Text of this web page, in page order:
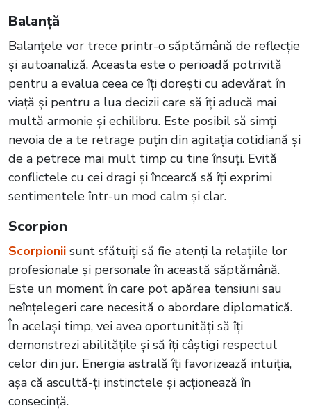
Balanță
Balanțele vor trece printr-o săptămână de reflecție
și autoanaliză. Aceasta este o perioadă potrivită
pentru a evalua ceea ce îți dorești cu adevărat în
viață și pentru a lua decizii care să îți aducă mai
multă armonie și echilibru. Este posibil să simți
nevoia de a te retrage puțin din agitația cotidiană și
de a petrece mai mult timp cu tine însuți. Evită
conflictele cu cei dragi și încearcă să îți exprimi
sentimentele într-un mod calm și clar.
Scorpion
Scorpionii sunt sfătuiți să fie atenți la relațiile lor
profesionale și personale în această săptămână.
Este un moment în care pot apărea tensiuni sau
neînțelegeri care necesită o abordare diplomatică.
În același timp, vei avea oportunități să îți
demonstrezi abilitățile și să îți câștigi respectul
celor din jur. Energia astrală îți favorizează intuiția,
așa că ascultă-ți instinctele și acționează în
consecință.